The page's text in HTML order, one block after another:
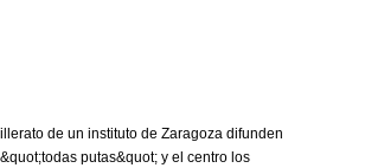
de un instituto de Zaragoza difunden
putas&quot; y el centro los